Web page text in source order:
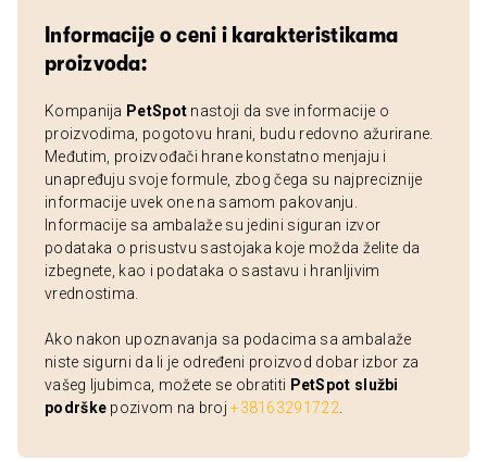
Informacije o ceni i karakteristikama
proizvoda:
Kompanija PetSpot nastoji da sve informacije o
proizvodima, pogotovu hrani, budu redovno ažurirane.
Međutim, proizvođači hrane konstatno menjaju i
unapređuju svoje formule, zbog čega su najpreciznije
informacije uvek one na samom pakovanju.
Informacije sa ambalaže su jedini siguran izvor
podataka o prisustvu sastojaka koje možda želite da
izbegnete, kao i podataka o sastavu i hranljivim
vrednostima.
Ako nakon upoznavanja sa podacima sa ambalaže
niste sigurni da li je određeni proizvod dobar izbor za
vašeg ljubimca, možete se obratiti PetSpot službi
podrške pozivom na broj+38163291722